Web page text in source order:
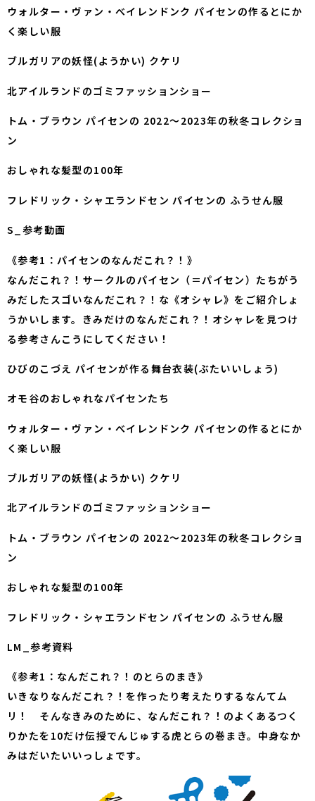
ウォルター・ヴァン・べイレンドンク パイセンの作るとにか
く楽しい服
ブルガリアの妖怪(ようかい) クケリ
北アイルランドのゴミファッションショー
トム・ブラウン パイセンの 2022〜2023年の秋冬コレクショ
ン
おしゃれな髪型の100年
フレドリック・シャエランドセン パイセンの ふうせん服
S_参考動画
《参考1：パイセンのなんだこれ？！》
なんだこれ？！サークルのパイセン（＝パイセン）たちがう
みだしたスゴいなんだこれ？！な《オシャレ》をご紹介しょ
うかいします。きみだけのなんだこれ？！オシャレを見つけ
る参考さんこうにしてください！
ひびのこづえ パイセンが作る舞台衣装(ぶたいいしょう)
オモ谷のおしゃれなパイセンたち
ウォルター・ヴァン・べイレンドンク パイセンの作るとにか
く楽しい服
ブルガリアの妖怪(ようかい) クケリ
北アイルランドのゴミファッションショー
トム・ブラウン パイセンの 2022〜2023年の秋冬コレクショ
ン
おしゃれな髪型の100年
フレドリック・シャエランドセン パイセンの ふうせん服
LM_参考資料
《参考1：なんだこれ？！のとらのまき》
いきなりなんだこれ？！を作ったり考えたりするなんてム
リ！ そんなきみのために、なんだこれ？！のよくあるつく
りかたを10だけ伝授でんじゅする虎とらの巻まき。中身なか
みはだいたいいっしょです。